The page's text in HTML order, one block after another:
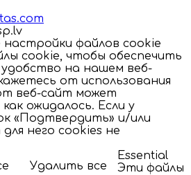
настройки файлов cookie
cookie, чтобы обеспечить
на нашем веб-
от использования
веб-сайт может
ожидалось. Если у
«Подтвердить» и/или
него cookies не
Удалить все
Essential
Эти файлы